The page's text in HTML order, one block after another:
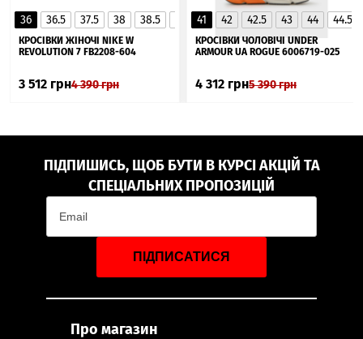
36 36.5 37.5 38 38.5 40 40.5
41
▲
КРОСІВКИ ЖІНОЧІ NIKE W
REVOLUTION 7 FB2208-604
3 512 грн4 390грн
41 42 42.5 43 44 44.5
КРОСІВКИ ЧОЛОВІЧІ UNDER
ARMOUR UA ROGUE 6006719-025
4 312 грн5 390грн
ПІДПИШИСЬ, ЩОБ БУТИ В КУРСІ АКЦІЙ ТА
СПЕЦІАЛЬНИХ ПРОПОЗИЦІЙ
ПІДПИСАТИСЯ
Про магазин